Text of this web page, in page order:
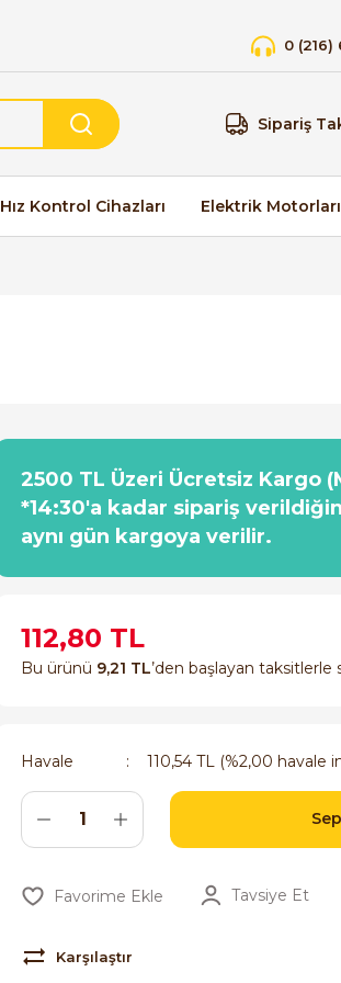
0 (216)
Sipariş
Hız Kontrol Cihazları Elektrik Motorları
2500 TL Üzeri Ücretsiz Kargo
*14:30'a kadar sipariş
aynı gün kargoya verilir.
112,80 TL
Bu ürünü 9,21 TL’den başlayan taksitlerle
Havale 110,54 TL (%2,00 havale
Tavsiye Et
Karşılaştır